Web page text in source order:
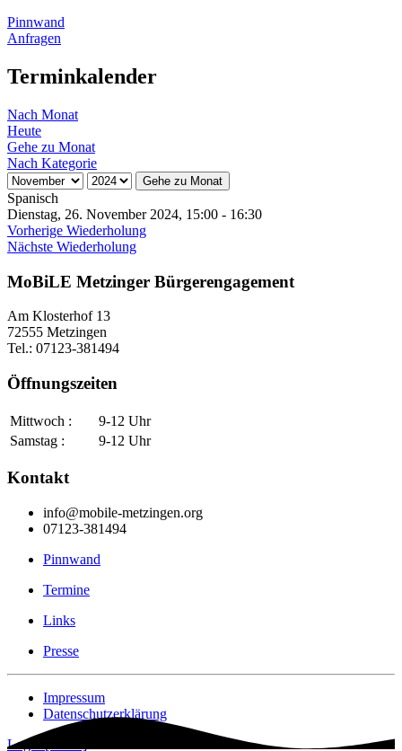
Pinnwand
Anfragen
Terminkalender
Nach Monat
Heute
Gehe zu Monat
Nach Kategorie
Gehe zu Monat
Spanisch
Dienstag, 26. November 2024, 15:00 - 16:30
Vorherige Wiederholung
Nächste Wiederholung
MoBiLE Metzinger Bürgerengagement
Am Klosterhof 13
72555 Metzingen
Tel.: 07123-381494
Öffnungszeiten
Mittwoch :
9-12 Uhr
Samstag :
9-12 Uhr
Kontakt
info@mobile-metzingen.org
07123-381494
Pinnwand
Termine
Links
Presse
Impressum
Datenschutzerklärung
Login [Intern]